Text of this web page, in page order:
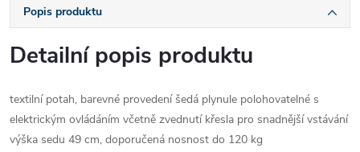
Popis produktu
Detailní popis produktu
textilní potah, barevné provedení šedá plynule polohovatelné s
elektrickým ovládáním včetně zvednutí křesla pro snadnější vstávání
výška sedu 49 cm, doporučená nosnost do 120 kg